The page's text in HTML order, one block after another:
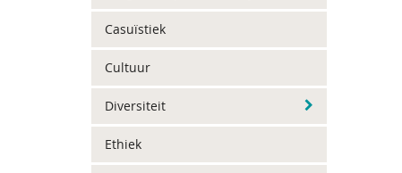
Casuïstiek
Cultuur
Diversiteit
Ethiek